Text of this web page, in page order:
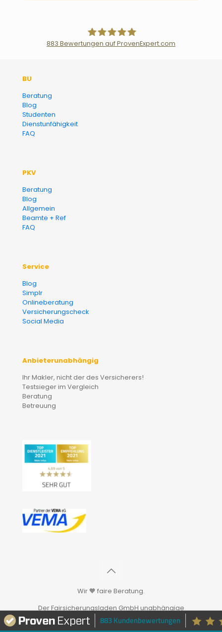
883 Bewertungen auf ProvenExpert.com
BU
Beratung
Blog
Studenten
Dienstunfähigkeit
FAQ
PKV
Beratung
Blog
Allgemein
Beamte + Ref
FAQ
Service
Blog
Simplr
Onlineberatung
Versicherungscheck
Social Media
Anbieterunabhängig
Ihr Makler, nicht der des Versicherers!
Testsieger im Vergleich
Beratung
Betreuung
Wir 🧡 faire Beratung.
Der Fairsicherungsladen GmbH unabhängige
Versicherungsmakler und Finanzberater
883 Kundenbewertungen